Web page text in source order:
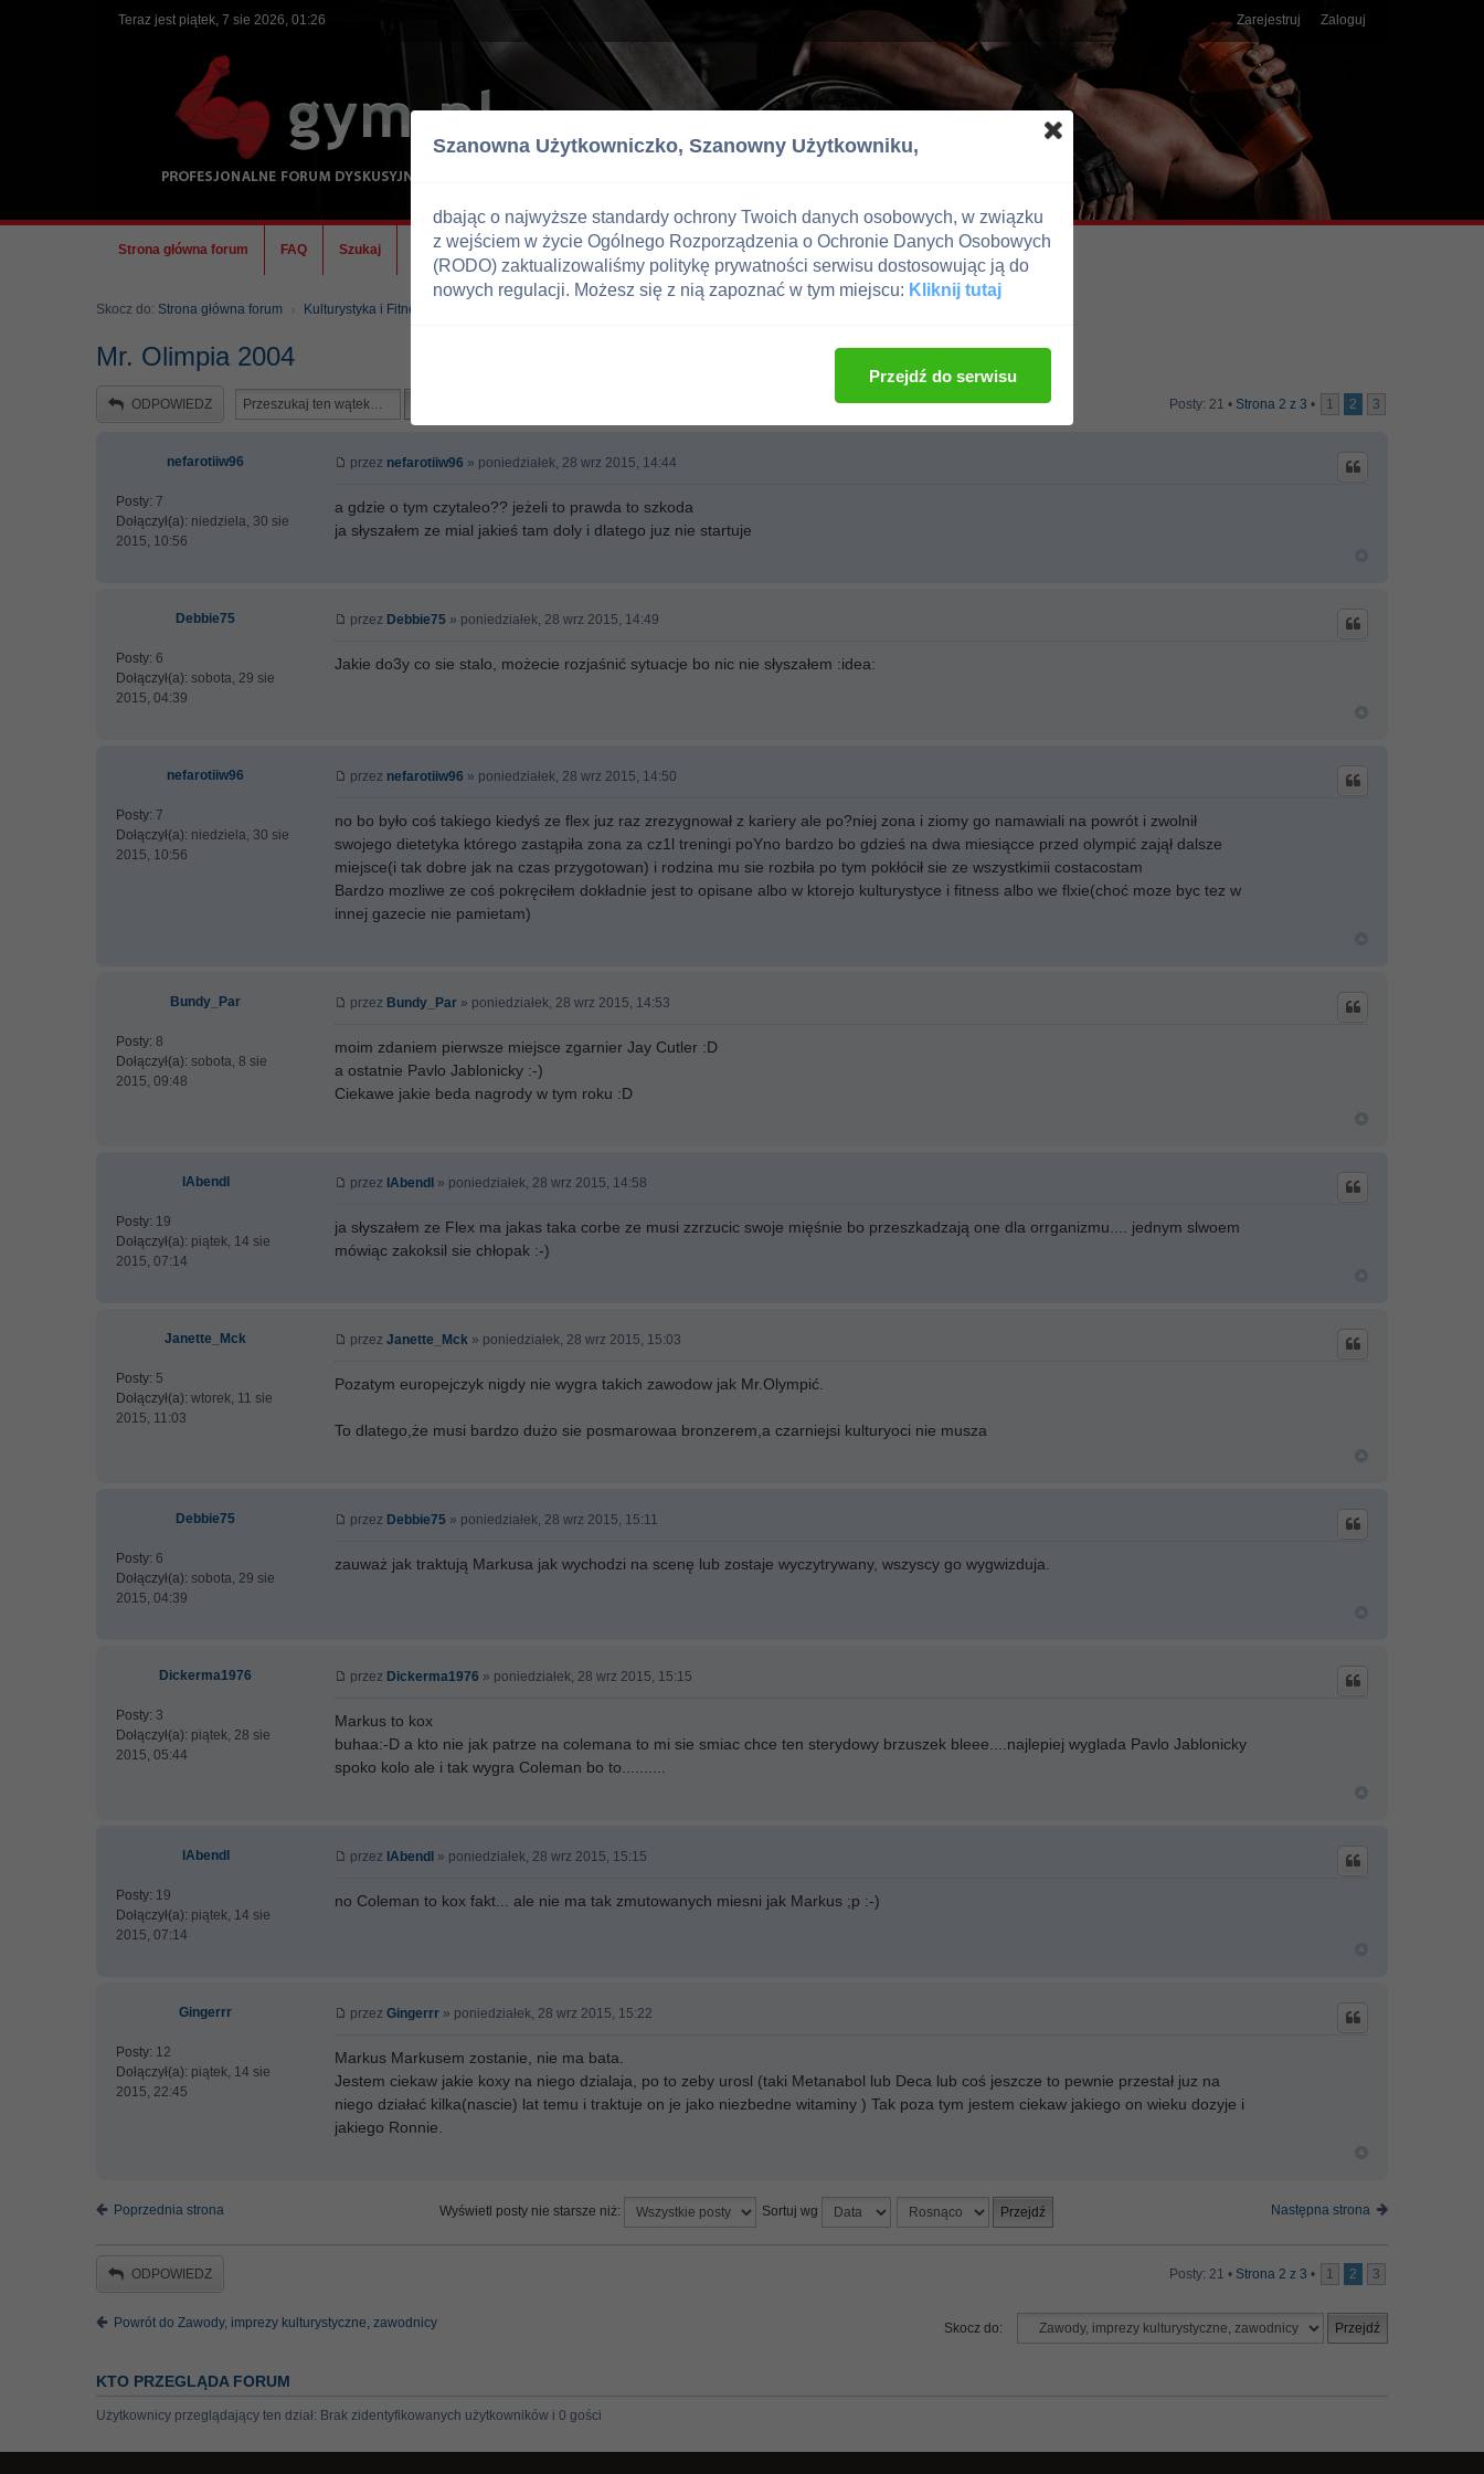
Teraz jest piątek, 7 sie 2026, 01:26 Zarejestruj Zaloguj
Strona główna forum FAQ Szukaj Ekipa
Skocz do: Strona główna forum Kulturystyka i Fitness
Mr. Olimpia 2004
ODPOWIEDZ Posty: 21 • Strona 2 z 3 • 1 2 3
nefarotiiw96
Posty: 7
Dołączył(a): niedziela, 30 sie
2015, 10:56
przez nefarotiiw96 » poniedziałek, 28 wrz 2015, 14:44
a gdzie o tym czytaleo?? jeżeli to prawda to szkoda
ja słyszałem ze mial jakieś tam doly i dlatego juz nie startuje
Debbie75
Posty: 6
Dołączył(a): sobota, 29 sie
2015, 04:39
przez Debbie75 » poniedziałek, 28 wrz 2015, 14:49
Jakie do3y co sie stalo, możecie rozjaśnić sytuacje bo nic nie słyszałem :idea:
nefarotiiw96
Posty: 7
Dołączył(a): niedziela, 30 sie
2015, 10:56
przez nefarotiiw96 » poniedziałek, 28 wrz 2015, 14:50
no bo było coś takiego kiedyś ze flex juz raz zrezygnował z kariery ale po?niej zona i ziomy go namawiali na powrót i zwolnił
swojego dietetyka którego zastąpiła zona za cz1l treningi poYno bardzo bo gdzieś na dwa miesiącce przed olympić zajął dalsze
miejsce(i tak dobre jak na czas przygotowan) i rodzina mu sie rozbiła po tym pokłócił sie ze wszystkimii costacostam
Bardzo mozliwe ze coś pokręciłem dokładnie jest to opisane albo w ktorejo kulturystyce i fitness albo we flxie(choć moze byc tez w
innej gazecie nie pamietam)
Bundy_Par
Posty: 8
Dołączył(a): sobota, 8 sie
2015, 09:48
przez Bundy_Par » poniedziałek, 28 wrz 2015, 14:53
moim zdaniem pierwsze miejsce zgarnier Jay Cutler :D
a ostatnie Pavlo Jablonicky :-)
Ciekawe jakie beda nagrody w tym roku :D
IAbendI
Posty: 19
Dołączył(a): piątek, 14 sie
2015, 07:14
przez IAbendI » poniedziałek, 28 wrz 2015, 14:58
ja słyszałem ze Flex ma jakas taka corbe ze musi zzrzucic swoje mięśnie bo przeszkadzają one dla orrganizmu.... jednym slwoem
mówiąc zakoksil sie chłopak :-)
Janette_Mck
Posty: 5
Dołączył(a): wtorek, 11 sie
2015, 11:03
przez Janette_Mck » poniedziałek, 28 wrz 2015, 15:03
Pozatym europejczyk nigdy nie wygra takich zawodow jak Mr.Olympić.
To dlatego,że musi bardzo dużo sie posmarowaa bronzerem,a czarniejsi kulturyoci nie musza
Debbie75
Posty: 6
Dołączył(a): sobota, 29 sie
2015, 04:39
przez Debbie75 » poniedziałek, 28 wrz 2015, 15:11
zauważ jak traktują Markusa jak wychodzi na scenę lub zostaje wyczytrywany, wszyscy go wygwizduja.
Dickerma1976
Posty: 3
Dołączył(a): piątek, 28 sie
2015, 05:44
przez Dickerma1976 » poniedziałek, 28 wrz 2015, 15:15
Markus to kox
buhaa:-D a kto nie jak patrze na colemana to mi sie smiac chce ten sterydowy brzuszek bleee....najlepiej wyglada Pavlo Jablonicky
spoko kolo ale i tak wygra Coleman bo to..........
IAbendI
Posty: 19
Dołączył(a): piątek, 14 sie
2015, 07:14
przez IAbendI » poniedziałek, 28 wrz 2015, 15:15
no Coleman to kox fakt... ale nie ma tak zmutowanych miesni jak Markus ;p :-)
Gingerrr
Posty: 12
Dołączył(a): piątek, 14 sie
2015, 22:45
przez Gingerrr » poniedziałek, 28 wrz 2015, 15:22
Markus Markusem zostanie, nie ma bata.
Jestem ciekaw jakie koxy na niego dzialaja, po to zeby urosl (taki Metanabol lub Deca lub coś jeszcze to pewnie przestał juz na
niego działać kilka(nascie) lat temu i traktuje on je jako niezbedne witaminy ) Tak poza tym jestem ciekaw jakiego on wieku dozyje i
jakiego Ronnie.
Poprzednia strona Następna strona
Wyświetl posty nie starsze niż: Sortuj wg
ODPOWIEDZ Posty: 21 • Strona 2 z 3 • 1 2 3
Powrót do Zawody, imprezy kulturystyczne, zawodnicy Skocz do:
KTO PRZEGLĄDA FORUM
Użytkownicy przeglądający ten dział: Brak zidentyfikowanych użytkowników i 0 gości
Szanowna Użytkowniczko, Szanowny Użytkowniku,
dbając o najwyższe standardy ochrony Twoich danych osobowych, w związku
z wejściem w życie Ogólnego Rozporządzenia o Ochronie Danych Osobowych
(RODO) zaktualizowaliśmy politykę prywatności serwisu dostosowując ją do
nowych regulacji. Możesz się z nią zapoznać w tym miejscu: Kliknij tutaj
Przejdź do serwisu